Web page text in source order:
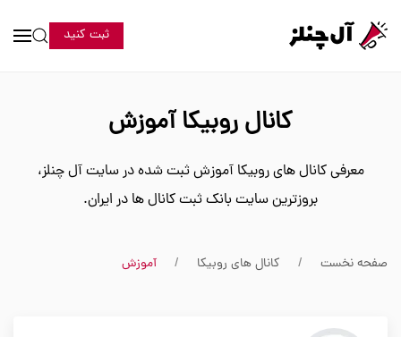
ثبت کنید
کانال روبیکا آموزش
معرفی کانال های روبیکا آموزش ثبت شده در سایت آل چنلز،
بروزترین سایت بانک ثبت کانال ها در ایران.
صفحه نخست کانال های روبیکا آموزش